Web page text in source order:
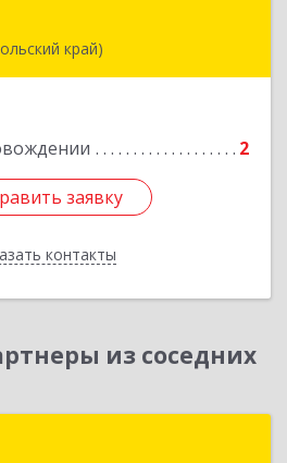
край)
2
заявку
контакты
заявку
Назад
из соседних